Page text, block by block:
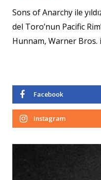
Sons of Anarchy ile
del Toro’nun Pacific
Hunnam, Warner
Facebook
Instagram